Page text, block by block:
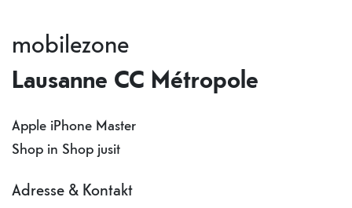
mobilezone
Lausanne CC Métropole
Apple iPhone Master
Shop in Shop jusit
Adresse & Kontakt